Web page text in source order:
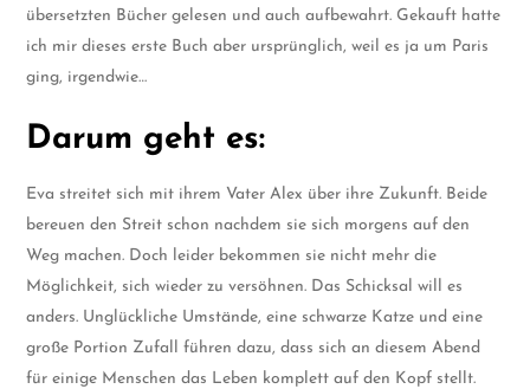
übersetzten Bücher gelesen und auch aufbewahrt. Gekauft hatte
ich mir dieses erste Buch aber ursprünglich, weil es ja um Paris
ging, irgendwie…
Darum geht es:
Eva streitet sich mit ihrem Vater Alex über ihre Zukunft. Beide
bereuen den Streit schon nachdem sie sich morgens auf den
Weg machen. Doch leider bekommen sie nicht mehr die
Möglichkeit, sich wieder zu versöhnen. Das Schicksal will es
anders. Unglückliche Umstände, eine schwarze Katze und eine
große Portion Zufall führen dazu, dass sich an diesem Abend
für einige Menschen das Leben komplett auf den Kopf stellt.